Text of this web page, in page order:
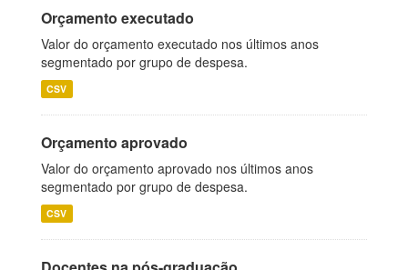
Orçamento executado
Valor do orçamento executado nos últimos anos
segmentado por grupo de despesa.
CSV
Orçamento aprovado
Valor do orçamento aprovado nos últimos anos
segmentado por grupo de despesa.
CSV